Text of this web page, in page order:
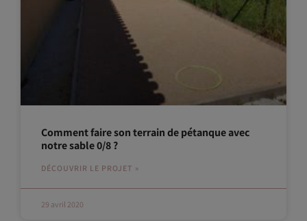
Comment faire son terrain de pétanque avec
notre sable 0/8 ?
DÉCOUVRIR LE PROJET »
29 avril 2020